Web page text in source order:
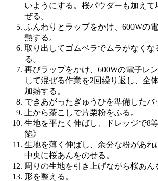
いようにする。桜パウダーも加えて
ぜる。
ふんわりとラップをかけ、600Wの
熱する。
取り出してゴムベラでムラがなくな
る。
再びラップをかけ、600Wの電子レ
して混ぜる作業を2回繰り返し、全
加熱する。
できあがったぎゅうひを準備したバ
上から茶こしで片栗粉をふる。
生地を平たく伸ばし、ドレッジで8
餡》
生地を薄く伸ばし、余分な粉があれ
中央に桜あんをのせる。
周りの生地を引き上げながら桜あん
形を整える。